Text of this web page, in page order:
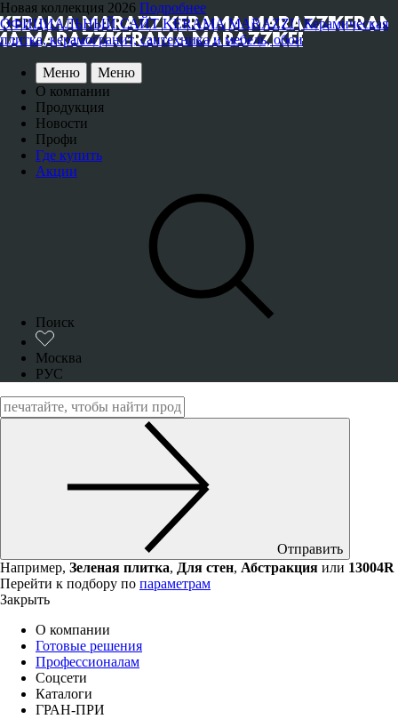
Новая коллекция 2026 Подробнее
ОФИЦИАЛЬНЫЙ САЙТ KERAMA MARAZZI | Керамическая
плитка, керамогранит, сантехника и мебель, обои
Меню
Меню
О компании
Продукция
Новости
Профи
Где купить
Акции
Поиск
Москва
РУС
Отправить
Например, Зеленая плитка, Для стен, Абстракция или 13004R
Перейти к подбору по параметрам
Закрыть
О компании
Готовые решения
Профессионалам
Соцсети
Каталоги
ГРАН-ПРИ